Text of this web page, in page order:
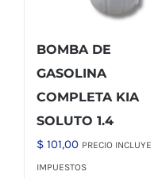
BOMBA DE
GASOLINA
COMPLETA KIA
SOLUTO 1.4
$ 101,00 PRECIO INCLUYE
IMPUESTOS